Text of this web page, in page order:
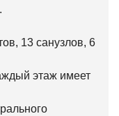
13 санузлов, 6
этаж имеет